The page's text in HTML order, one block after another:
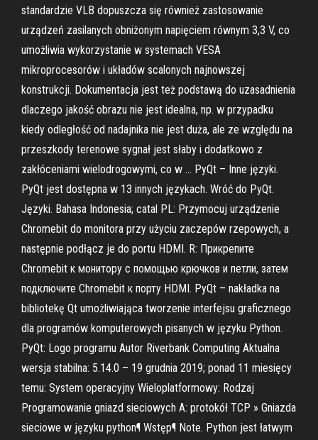
standardzie VLB dopuszcza się również zastosowanie
urządzeń zasilanych obniżonym napięciem równym 3,3 V, co
umożliwia wykorzystanie w systemach VESA
mikroprocesorów i układów scalonych najnowszej
konstrukcji. Dokumentacja jest też podstawą do uzasadnienia
dlaczego jakość obrazu nie jest idealna, np. w przypadku
kiedy odległość od nadajnika nie jest duża, ale ze względu na
przeszkody terenowe sygnał jest słaby i dodatkowo z
zakłóceniami wielodrogowymi, co w … PyQt – Inne języki.
PyQt jest dostępna w 13 innych językach. Wróć do PyQt.
Języki. Bahasa Indonesia; catal PL: Przymocuj urządzenie
Chromebit do monitora przy użyciu zaczepów rzepowych, a
następnie podłącz je do portu HDMI. R: Прикрепите
Chromebit к монитору с помощью крючков и петли, затем
подключите Chromebit к порту HDMI. PyQt – nakładka na
bibliotekę Qt umożliwiająca tworzenie interfejsu graficznego
dla programów komputerowych pisanych w języku Python.
PyQt: Logo programu Autor Riverbank Computing Aktualna
wersja stabilna: 5.14.0 – 19 grudnia 2019; ponad 11 miesięcy
temu: System operacyjny Wieloplatformowy: Rodzaj
Programowanie gniazd sieciowych A: protokół TCP » Gniazda
sieciowe w języku python¶ Wstęp¶ Note. Python jest łatwym